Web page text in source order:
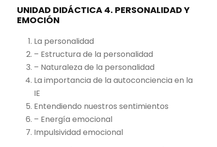
UNIDAD DIDÁCTICA 4. PERSONALIDAD Y
EMOCIÓN
La personalidad
– Estructura de la personalidad
– Naturaleza de la personalidad
La importancia de la autoconciencia en la
IE
Entendiendo nuestros sentimientos
– Energía emocional
Impulsividad emocional